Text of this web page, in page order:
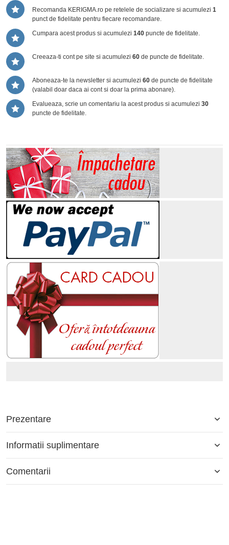
Recomanda KERIGMA.ro pe retelele de socializare si acumulezi 1
punct de fidelitate pentru fiecare recomandare.
Cumpara acest produs si acumulezi 140 puncte de fidelitate.
Creeaza-ti cont pe site si acumulezi 60 de puncte de fidelitate.
Aboneaza-te la newsletter si acumulezi 60 de puncte de fidelitate
(valabil doar daca ai cont si doar la prima abonare).
Evalueaza, scrie un comentariu la acest produs si acumulezi 30
puncte de fidelitate.
Prezentare
Informatii suplimentare
Comentarii